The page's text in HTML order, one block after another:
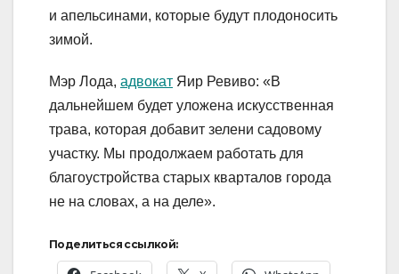
и апельсинами, которые будут плодоносить
зимой.
Мэр Лода, адвокат Яир Ревиво: «В
дальнейшем будет уложена искусственная
трава, которая добавит зелени садовому
участку. Мы продолжаем работать для
благоустройства старых кварталов города
не на словах, а на деле».
Поделиться ссылкой: